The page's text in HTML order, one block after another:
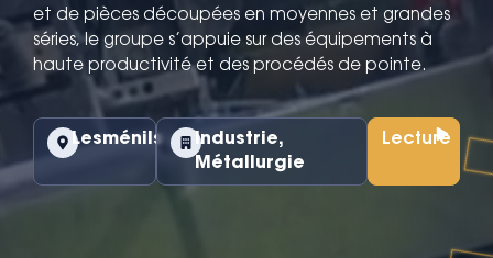
et de pièces découpées en moyennes et grandes
séries, le groupe s’appuie sur des équipements à
haute productivité et des procédés de pointe.
Lesménils Industrie,
Métallurgie
Lecture